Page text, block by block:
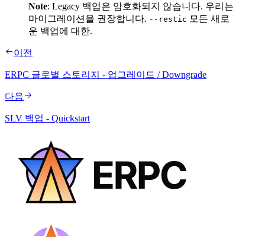
Note: Legacy 백업은 암호화되지 않습니다. 우리는
마이그레이션을 권장합니다. --restic 모든 새로
운 백업에 대한.
이전
ERPC 글로벌 스토리지 - 업그레이드 / Downgrade
다음
SLV 백업 - Quickstart